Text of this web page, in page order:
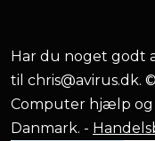
Har du noget godt
til chris@avirus.dk.
Computer hjælp
Danmark. -